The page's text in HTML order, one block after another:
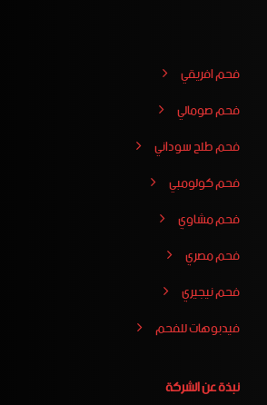
فحم افريقي
فحم صومالي
فحم طلح سوداني
فحم كولومبي
فحم مشاوي
فحم مصري
فحم نيجيري
فيدبوهات للفحم
نبذة عن الشركة